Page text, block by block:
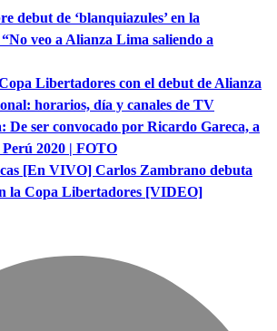
debut de ‘blanquiazules’ en la
veo a Alianza Lima saliendo a
Libertadores con el debut de Alianza
horarios, día y canales de TV
De ser convocado por Ricardo Gareca, a
2020 | FOTO
[En VIVO] Carlos Zambrano debuta
la Copa Libertadores [VIDEO]